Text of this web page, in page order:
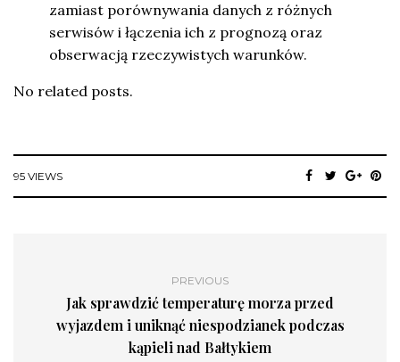
zamiast porównywania danych z różnych
serwisów i łączenia ich z prognozą oraz
obserwacją rzeczywistych warunków.
No related posts.
95 VIEWS
PREVIOUS
Jak sprawdzić temperaturę morza przed
wyjazdem i uniknąć niespodzianek podczas
kąpieli nad Bałtykiem